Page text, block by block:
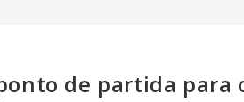
de partida para